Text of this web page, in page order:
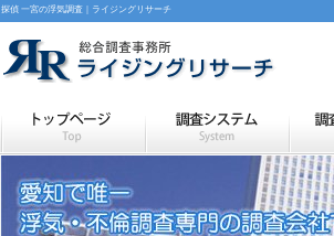
探偵 一宮の浮気調査｜ライジングリサーチ